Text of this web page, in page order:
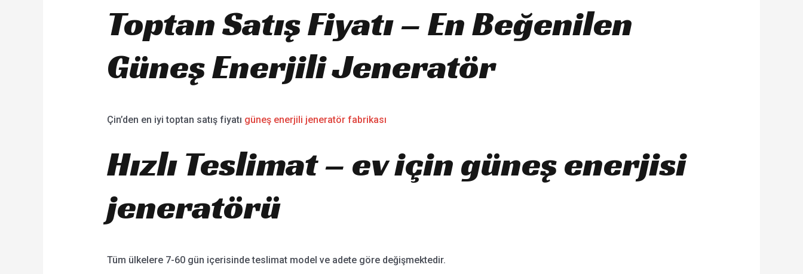
Toptan Satış Fiyatı – En Beğenilen
Güneş Enerjili Jeneratör
Çin’den en iyi toptan satış fiyatı güneş enerjili jeneratör fabrikası
Hızlı Teslimat – ev için güneş enerjisi
jeneratörü
Tüm ülkelere 7-60 gün içerisinde teslimat model ve adete göre değişmektedir.